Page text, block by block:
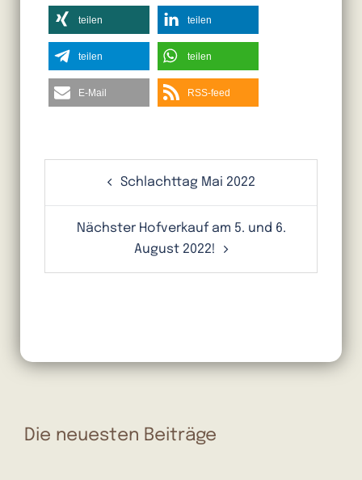
teilen teilen
teilen teilen
E-Mail RSS-feed
Schlachttag Mai 2022
Nächster Hofverkauf am 5. und 6.
August 2022!
Die neuesten Beiträge